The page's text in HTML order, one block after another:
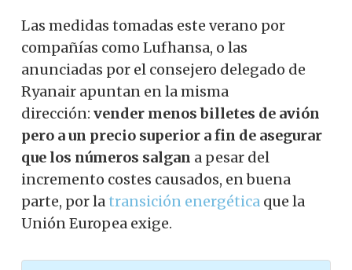
Las medidas tomadas este verano por
compañías como Lufhansa, o las
anunciadas por el consejero delegado de
Ryanair apuntan en la misma
dirección: vender menos billetes de avión
pero a un precio superior a fin de asegurar
que los números salgan a pesar del
incremento costes causados, en buena
parte, por latransición energética que la
Unión Europea exige.